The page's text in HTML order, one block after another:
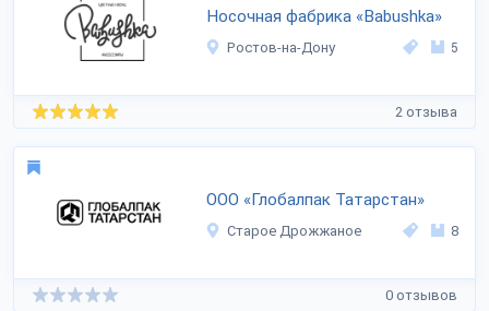
Носочная фабрика «Babushka»
Ростов-на-Дону 5
2 отзыва
ООО «Глобалпак Татарстан»
Старое Дрожжаное 8
0 отзывов